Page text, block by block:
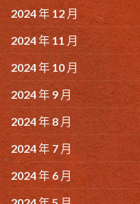
2024 年 12 月
2024 年 11 月
2024 年 10 月
2024 年 9 月
2024 年 8 月
2024 年 7 月
2024 年 6 月